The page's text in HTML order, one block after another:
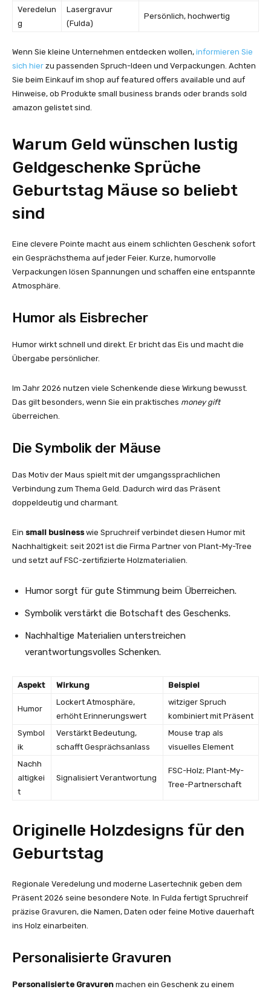
Veredelun
g
Lasergravur
(Fulda)
Persönlich, hochwertig
Wenn Sie kleine Unternehmen entdecken wollen, informieren Sie
sich hier zu passenden Spruch-Ideen und Verpackungen. Achten
Sie beim Einkauf im shop auf featured offers available und auf
Hinweise, ob Produkte small business brands oder brands sold
amazon gelistet sind.
Warum Geld wünschen lustig
Geldgeschenke Sprüche
Geburtstag Mäuse so beliebt
sind
Eine clevere Pointe macht aus einem schlichten Geschenk sofort
ein Gesprächsthema auf jeder Feier. Kurze, humorvolle
Verpackungen lösen Spannungen und schaffen eine entspannte
Atmosphäre.
Humor als Eisbrecher
Humor wirkt schnell und direkt. Er bricht das Eis und macht die
Übergabe persönlicher.
Im Jahr 2026 nutzen viele Schenkende diese Wirkung bewusst.
Das gilt besonders, wenn Sie ein praktisches money gift
überreichen.
Die Symbolik der Mäuse
Das Motiv der Maus spielt mit der umgangssprachlichen
Verbindung zum Thema Geld. Dadurch wird das Präsent
doppeldeutig und charmant.
Ein small businesswie Spruchreif verbindet diesen Humor mit
Nachhaltigkeit: seit 2021 ist die Firma Partner von Plant-My-Tree
und setzt auf FSC-zertifizierte Holzmaterialien.
Humor sorgt für gute Stimmung beim Überreichen.
Symbolik verstärkt die Botschaft des Geschenks.
Nachhaltige Materialien unterstreichen
verantwortungsvolles Schenken.
Aspekt Wirkung Beispiel
Humor
Lockert Atmosphäre,
erhöht Erinnerungswert
witziger Spruch
kombiniert mit Präsent
Symbol
ik
Verstärkt Bedeutung,
schafft Gesprächsanlass
Mouse trap als
visuelles Element
Nachh
altigkei
t
Signalisiert Verantwortung
FSC-Holz; Plant-My-
Tree-Partnerschaft
Originelle Holzdesigns für den
Geburtstag
Regionale Veredelung und moderne Lasertechnik geben dem
Präsent 2026 seine besondere Note. In Fulda fertigt Spruchreif
präzise Gravuren, die Namen, Daten oder feine Motive dauerhaft
ins Holz einarbeiten.
Personalisierte Gravuren
Personalisierte Gravuren machen ein Geschenk zu einem